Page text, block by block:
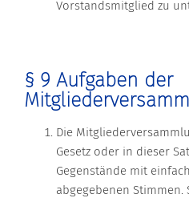
Vorstandsmitglied zu
§ 9 Aufgaben der
Die
Gesetz oder in dieser
Gegenstände mit
abgegebenen Stimmen.